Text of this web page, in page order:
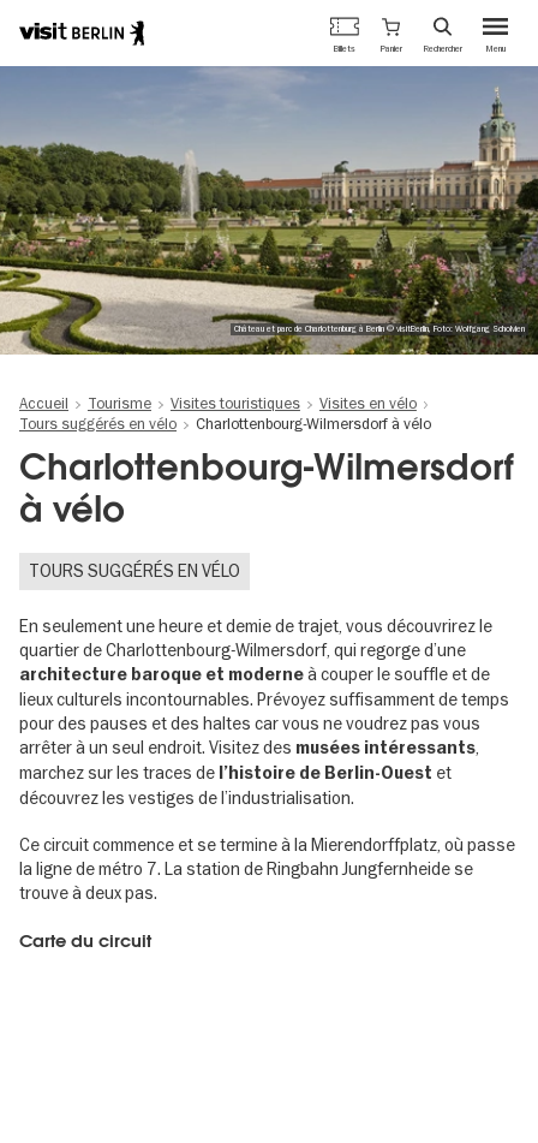
Portail
officiel
Berlin
Menu
Billets Panier Rechercher
Château et parc de Charlottenburg à Berlin © visitBerlin, Foto: Wolfgang Scholvien
Accueil Tourisme Visites touristiques
Visites en vélo
Tours suggérés en vélo
Charlottenbourg-Wilmersdorf à vélo
Charlottenbourg-Wilmersdorf
à vélo
TOURS SUGGÉRÉS EN VÉLO
En seulement une heure et demie de trajet, vous découvrirez le
quartier de Charlottenbourg-Wilmersdorf, qui regorge d’une
architecture baroque et moderneà couper le souffle et de
lieux culturels incontournables. Prévoyez suffisamment de temps
pour des pauses et des haltes car vous ne voudrez pas vous
arrêter à un seul endroit. Visitez des musées intéressants,
marchez sur les traces de l’histoire de Berlin-Ouest et
découvrez les vestiges de l’industrialisation.
Ce circuit commence et se termine à la Mierendorffplatz, où passe
la ligne de métro 7. La station de Ringbahn Jungfernheide se
trouve à deux pas.
Carte du circuit